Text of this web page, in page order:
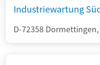
Industriewartung
D-72358